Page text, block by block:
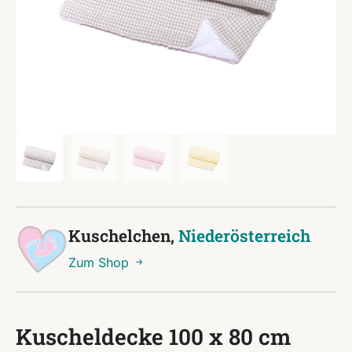
Kuschelchen, Niederösterreich
Zum Shop
Kuscheldecke 100 x 80 cm